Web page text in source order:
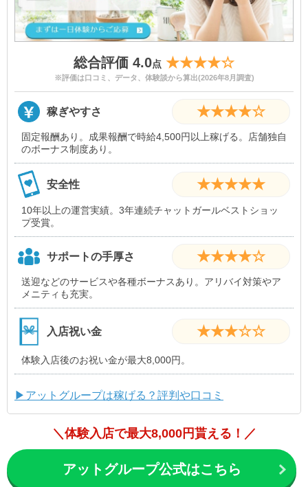
総合評価 4.0点 ★★★★☆
※評価は口コミ、データ、体験談から算出(2026年8月調査)
稼ぎやすさ ★★★★☆
固定報酬あり。成果報酬で時給4,500円以上稼げる。店舗独自
のボーナス制度あり。
安全性 ★★★★★
10年以上の運営実績。3年連続チャットガールベストショッ
プ受賞。
サポートの手厚さ ★★★★☆
送迎などのサービスや各種ボーナスあり。アリバイ対策やア
メニティも充実。
入店祝い金 ★★★☆☆
体験入店後のお祝い金が最大8,000円。
▶アットグループは稼げる？評判や口コミ
＼体験入店で最大8,000円貰える！／
アットグループ公式はこちら